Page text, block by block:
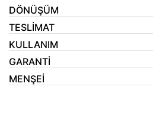
DÖNÜŞÜM
TESLİMAT
KULLANIM
GARANTİ
MENŞEİ